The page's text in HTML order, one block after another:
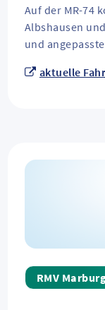
Auf der MR-74
Albshausen
und
aktuelle